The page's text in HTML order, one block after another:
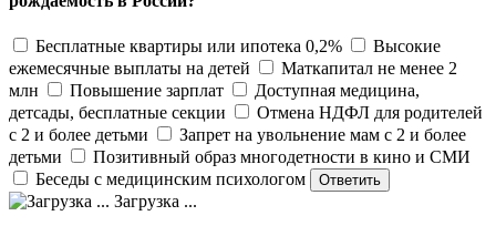
Бесплатные квартиры или ипотека 0,2%
Высокие
ежемесячные выплаты на детей
Маткапитал не менее 2
млн
Повышение зарплат
Доступная медицина,
детсады, бесплатные секции
Отмена НДФЛ для родителей
с 2 и более детьми
Запрет на увольнение мам с 2 и более
детьми
Позитивный образ многодетности в кино и СМИ
Беседы с медицинским психологом
Загрузка ...